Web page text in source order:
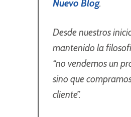
Nuevo Blog.
Desde nuestros
mantenido la
“no vendemos un
sino que
cliente”.